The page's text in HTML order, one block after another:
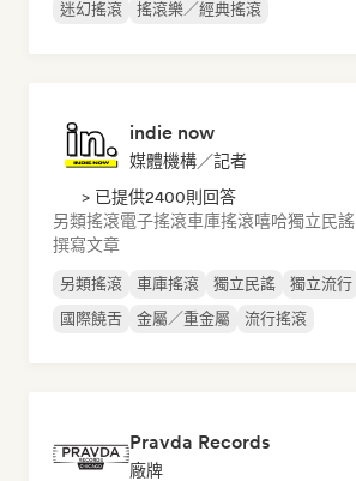
迷幻搖滾
搖滾樂／經典搖滾
indie now
媒體機構／記者
> 已提供2400則回答
另類搖滾電子搖滾車庫搖滾嘻哈獨立民謠
撰寫文章
另類搖滾 車庫搖滾 獨立民謠 獨立流行
國際饒舌
金屬／重金屬 流行搖滾
Pravda Records
廠牌